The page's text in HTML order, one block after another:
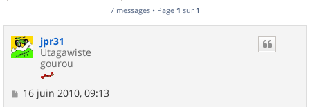
7 messages • Page 1 sur 1
jpr31
Utagawiste
gourou
M16 juin 2010, 09:13